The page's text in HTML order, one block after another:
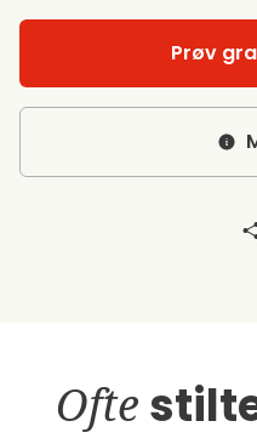
Prøv
Ofte